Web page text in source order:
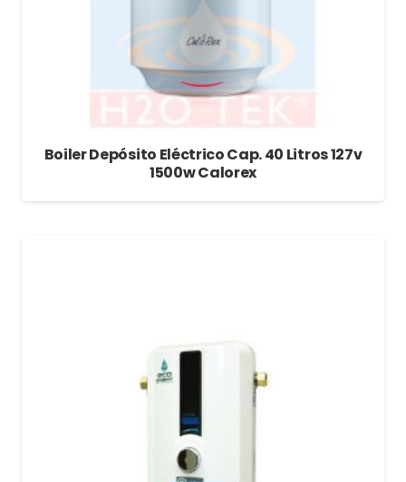
Boiler Depósito Eléctrico Cap. 40 Litros 127v
1500w Calorex